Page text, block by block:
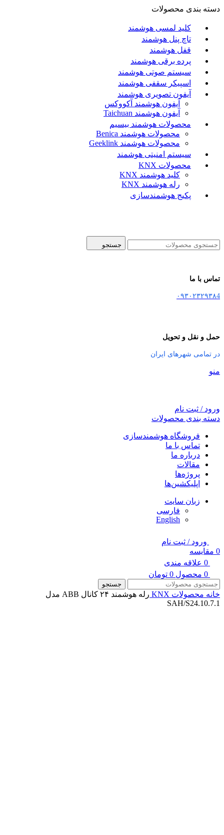
دسته بندی محصولات
کلید لمسی هوشمند
تاچ پنل هوشمند
قفل هوشمند
پرده برقی هوشمند
سیستم صوتی هوشمند
اسپیکر سقفی هوشمند
آیفون تصویری هوشمند
آيفون هوشمند آکووکس
آیفون هوشمند Taichuan
محصولات هوشمند بیسیم
محصولات هوشمند Benica
محصولات هوشمند Geeklink
سیستم امنیتی هوشمند
محصولات KNX
کلید هوشمند KNX
رله هوشمند KNX
پکیج هوشمندسازی
جستجو
تماس با ما
۰۹۳۰۲۳۲۹۳۸4
حمل و نقل و تحویل
در تمامی شهرهای ایران
منو
ورود / ثبت نام
دسته بندی محصولات
فروشگاه هوشمندسازی
تماس با ما
درباره ما
مقالات
پروژه‌ها
اپلیکشین‌ها
زبان سایت
فارسی
English
ورود / ثبت نام
0 مقایسه
0 علاقه مندی
0 محصول 0 تومان
جستجو
خانه محصولات KNX
رله هوشمند ۲۴ کانال ABB مدل
SAH/S24.10.7.1